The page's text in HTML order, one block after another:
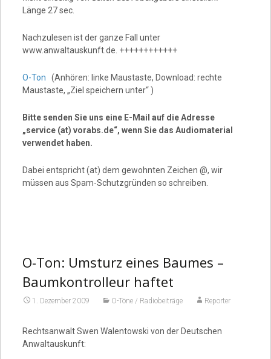
Länge 27 sec.
Nachzulesen ist der ganze Fall unter
www.anwaltauskunft.de. ++++++++++++
O-Ton (Anhören: linke Maustaste, Download: rechte
Maustaste, „Ziel speichern unter“ )
Bitte senden Sie uns eine E-Mail auf die Adresse
„service (at) vorabs.de“, wenn Sie das Audiomaterial
verwendet haben.
Dabei entspricht (at) dem gewohnten Zeichen @, wir
müssen aus Spam-Schutzgründen so schreiben.
O-Ton: Umsturz eines Baumes –
Baumkontrolleur haftet
1. Dezember 2009 O-Töne / Radiobeiträge Reporter
Rechtsanwalt Swen Walentowski von der Deutschen
Anwaltauskunft: